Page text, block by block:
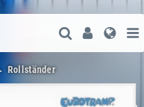
Suche
User
Rollständer